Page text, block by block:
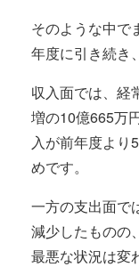
そのような中で
年度に引き続き
収入面では、経
増の10億665万
入が前年度より
めです。
一方の支出面で
減少したものの
最悪な状況は変